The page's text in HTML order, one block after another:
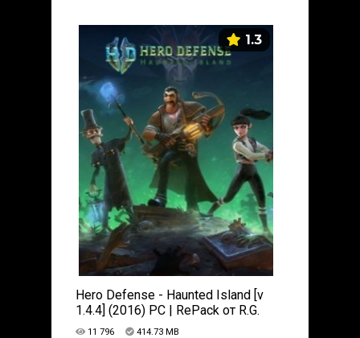
1.3
Hero Defense - Haunted Island [v
1.4.4] (2016) PC | RePack от R.G.
Catalyst
11 796 414.73 MB